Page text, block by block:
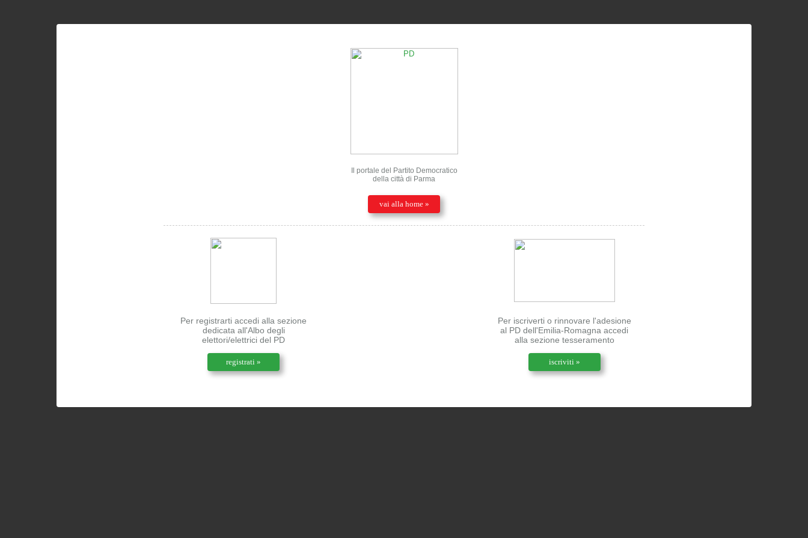
Il portale del Partito Democratico
della città di Parma
Per registrarti accedi alla sezione
dedicata all'Albo degli
elettori/elettrici del PD
Per iscriverti o rinnovare l'adesione
al PD dell'Emilia-Romagna accedi
alla sezione tesseramento